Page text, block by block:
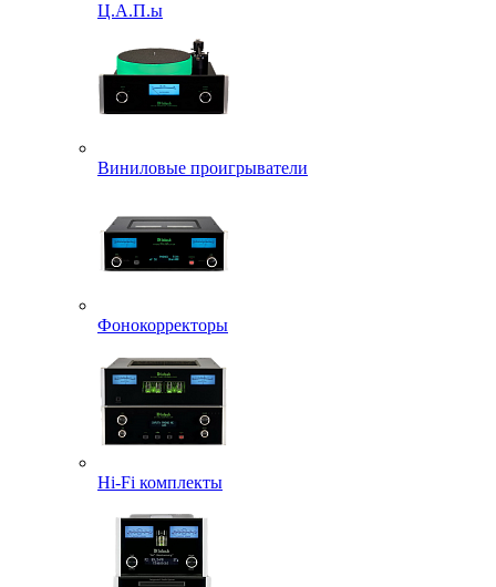
Ц.А.П.ы
Виниловые проигрыватели
Фонокорректоры
Hi-Fi комплекты